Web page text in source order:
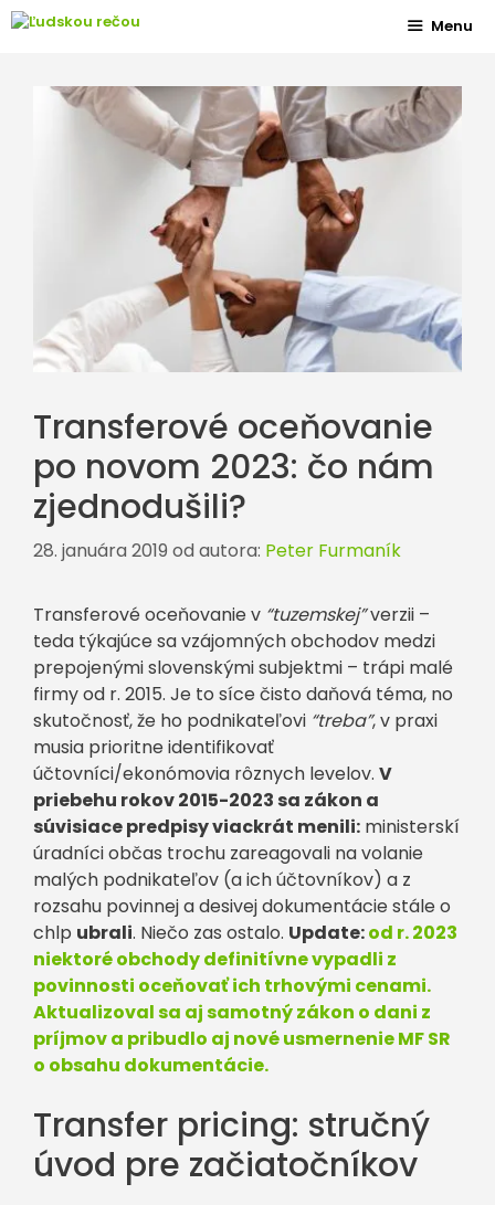
Preskočiť
Menu
Transferové oceňovanie
po novom 2023: čo nám
zjednodušili?
28. januára 2019 od autora: Peter Furmaník
Transferové oceňovanie v “tuzemskej”verzii –
teda týkajúce sa vzájomných obchodov medzi
prepojenými slovenskými subjektmi – trápi malé
firmy od r. 2015. Je to síce čisto daňová téma, no
skutočnosť, že ho podnikateľovi “treba”, v praxi
musia prioritne identifikovať
účtovníci/ekonómovia rôznych levelov. V
priebehu rokov 2015-2023 sa zákon a
súvisiace predpisy viackrát menili: ministerskí
úradníci občas trochu zareagovali na volanie
malých podnikateľov (a ich účtovníkov) a z
rozsahu povinnej a desivej dokumentácie stále o
chlp ubrali. Niečo zas ostalo. Update:od r. 2023
niektoré obchody definitívne vypadli z
povinnosti oceňovať ich trhovými cenami.
Aktualizoval sa aj samotný zákon o dani z
príjmov a pribudlo aj nové usmernenie MF SR
o obsahu dokumentácie.
Transfer pricing: stručný
úvod pre začiatočníkov